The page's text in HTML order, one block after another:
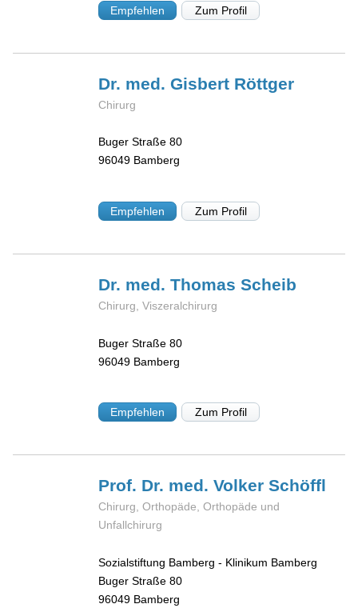
Empfehlen Zum Profil
Dr. med. Gisbert Röttger
Chirurg
Buger Straße 80
96049 Bamberg
Empfehlen Zum Profil
Dr. med. ThomasScheib
Chirurg, Viszeralchirurg
Buger Straße 80
96049 Bamberg
Empfehlen Zum Profil
Prof. Dr. med. VolkerSchöffl
Chirurg, Orthopäde, Orthopäde und
Unfallchirurg
Sozialstiftung Bamberg - Klinikum Bamberg
Buger Straße 80
96049 Bamberg